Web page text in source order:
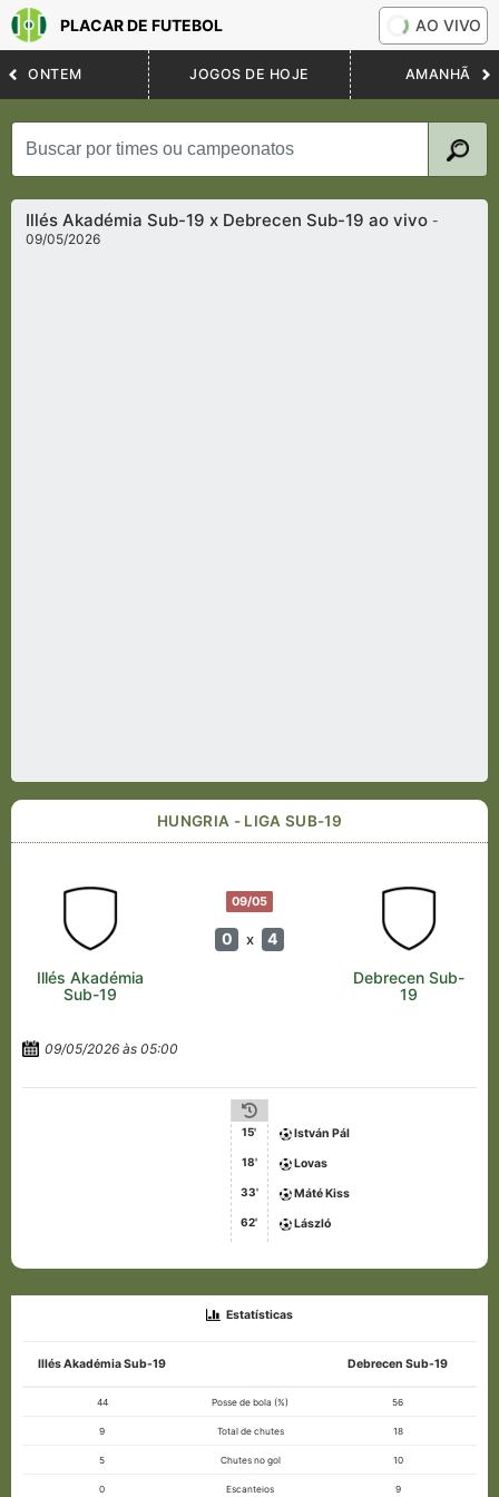
PLACAR DE FUTEBOL AO VIVO
ONTEM JOGOS DE HOJE AMANHÃ
Illés Akadémia Sub-19 x Debrecen Sub-19 ao vivo-
09/05/2026
HUNGRIA - LIGA SUB-19
09/05
0 x 4
Illés Akadémia
Sub-19
Debrecen Sub-
19
09/05/2026 às 05:00
15' István Pál
18' Lovas
33' Máté Kiss
62' László
Estatísticas
Illés Akadémia Sub-19 Debrecen Sub-19
44 Posse de bola (%) 56
9 Total de chutes 18
5 Chutes no gol 10
0 Escanteios 9